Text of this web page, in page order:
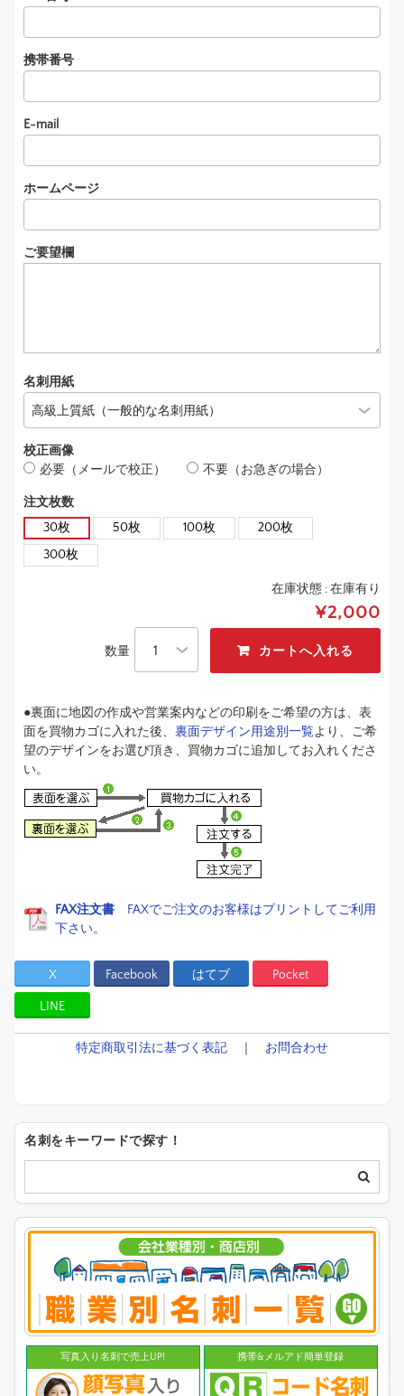
携帯番号
E-mail
ホームページ
ご要望欄
名刺用紙
校正画像
必要（メールで校正）
不要（お急ぎの場合）
注文枚数
30枚
50枚 100枚
200枚
300枚
在庫状態 :在庫有り
¥2,000
数量
●裏面に地図の作成や営業案内などの印刷をご希望の方は、表
面を買物カゴに入れた後、 裏面デザイン用途別一覧より、ご希
望のデザインをお選び頂き、買物カゴに追加してお入れくださ
い。
FAX注文書 FAXでご注文のお客様はプリントしてご利用
下さい。
X Facebook はてブ Pocket
LINE
特定商取引法に基づく表記 お問合わせ
名刺をキーワードで探す！
写真入り名刺で売上UP! 携帯&メルアド簡単登録